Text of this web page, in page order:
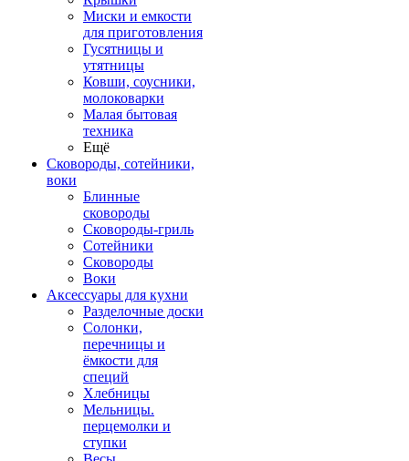
Миски и емкости
для приготовления
Гусятницы и
утятницы
Ковши, соусники,
молоковарки
Малая бытовая
техника
Ещё
Сковороды, сотейники,
воки
Блинные
сковороды
Сковороды-гриль
Сотейники
Сковороды
Воки
Аксессуары для кухни
Разделочные доски
Солонки,
перечницы и
ёмкости для
специй
Хлебницы
Мельницы.
перцемолки и
ступки